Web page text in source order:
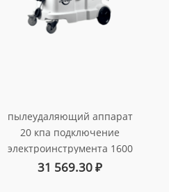
пылеудаляющий аппарат
20 кпа подключение
электроинструмента 1600
вт., 40л. автоматическая
31 569.30₽